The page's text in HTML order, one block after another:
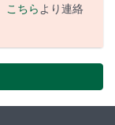
こちらより連絡